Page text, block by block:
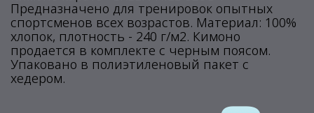
Предназначено для тренировок опытных
спортсменов всех возрастов. Материал: 100%
хлопок, плотность - 240 г/м2. Кимоно
продается в комплекте с черным поясом.
Упаковано в полиэтиленовый пакет с
хедером.